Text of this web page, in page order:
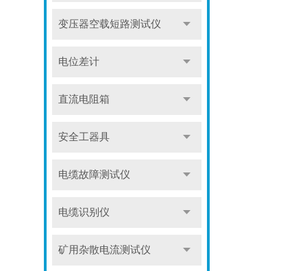
变压器空载短路测试仪
电位差计
直流电阻箱
安全工器具
电缆故障测试仪
电缆识别仪
矿用杂散电流测试仪